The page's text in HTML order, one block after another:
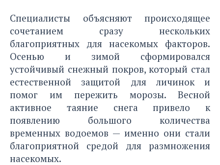
Специалисты объясняют происходящее
сочетанием сразу нескольких
благоприятных для насекомых факторов.
Осенью и зимой сформировался
устойчивый снежный покров, который стал
естественной защитой для личинок и
помог им пережить морозы. Весной
активное таяние снега привело к
появлению большого количества
временных водоемов — именно они стали
благоприятной средой для размножения
насекомых.